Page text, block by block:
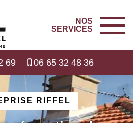
NOS
SERVICES
69 06 65 32 48 36
RIFFEL